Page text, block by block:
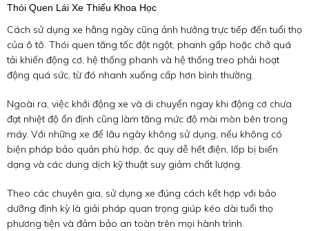
Thói Quen Lái Xe Thiếu Khoa Học
Cách sử dụng xe hằng ngày cũng ảnh hưởng trực tiếp đến tuổi thọ
của ô tô. Thói quen tăng tốc đột ngột, phanh gấp hoặc chở quá
tải khiến động cơ, hệ thống phanh và hệ thống treo phải hoạt
động quá sức, từ đó nhanh xuống cấp hơn bình thường.
Ngoài ra, việc khởi động xe và di chuyển ngay khi động cơ chưa
đạt nhiệt độ ổn định cũng làm tăng mức độ mài mòn bên trong
máy. Với những xe để lâu ngày không sử dụng, nếu không có
biện pháp bảo quản phù hợp, ắc quy dễ hết điện, lốp bị biến
dạng và các dung dịch kỹ thuật suy giảm chất lượng.
Theo các chuyên gia, sử dụng xe đúng cách kết hợp với bảo
dưỡng định kỳ là giải pháp quan trọng giúp kéo dài tuổi thọ
phương tiện và đảm bảo an toàn trên mọi hành trình.